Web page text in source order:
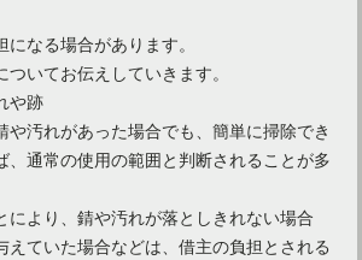
なる場合があります。
いてお伝えしていきます。
や跡
や汚れがあった場合でも、簡単に掃除でき
、通常の使用の範囲と判断されることが多
により、錆や汚れが落としきれない場合
えていた場合などは、借主の負担とされる